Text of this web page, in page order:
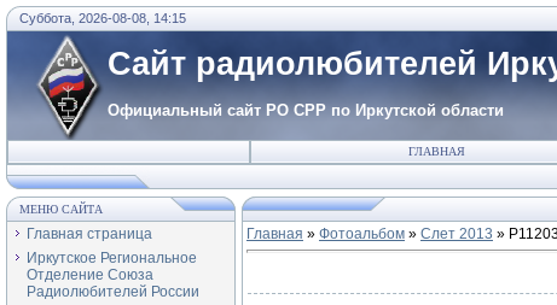
Суббота, 2026-08-08, 14:15
Сайт радиолюбителей
Официальный сайт РО СРР по Иркутской области
ГЛАВНАЯ
МЕНЮ САЙТА
Главная страница
Иркутское Региональное
Отделение Союза
Радиолюбителей России
Главная » Фотоальбом » Слет 2013 »